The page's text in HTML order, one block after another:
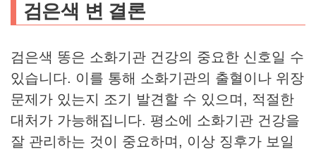
검은색 변 결론
검은색 똥은 소화기관 건강의 중요한 신호일 수
있습니다. 이를 통해 소화기관의 출혈이나 위장
문제가 있는지 조기 발견할 수 있으며, 적절한
대처가 가능해집니다. 평소에 소화기관 건강을
잘 관리하는 것이 중요하며, 이상 징후가 보일